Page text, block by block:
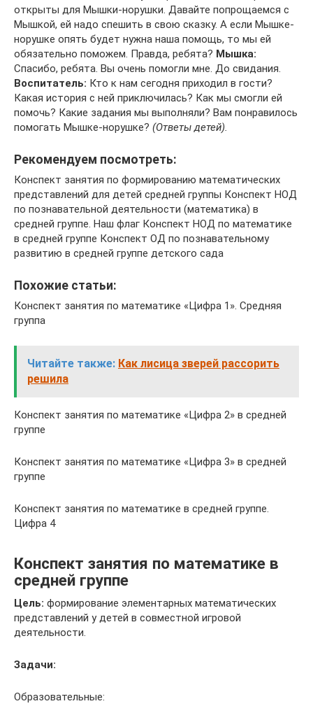
открыты для Мышки-норушки. Давайте попрощаемся с
Мышкой, ей надо спешить в свою сказку. А если Мышке-
норушке опять будет нужна наша помощь, то мы ей
обязательно поможем. Правда, ребята? Мышка:
Спасибо, ребята. Вы очень помогли мне. До свидания.
Воспитатель: Кто к нам сегодня приходил в гости?
Какая история с ней приключилась? Как мы смогли ей
помочь? Какие задания мы выполняли? Вам понравилось
помогать Мышке-норушке? (Ответы детей).
Рекомендуем посмотреть:
Конспект занятия по формированию математических
представлений для детей средней группы Конспект НОД
по познавательной деятельности (математика) в
средней группе. Наш флаг Конспект НОД по математике
в средней группе Конспект ОД по познавательному
развитию в средней группе детского сада
Похожие статьи:
Конспект занятия по математике «Цифра 1». Средняя
группа
Читайте также: Как лисица зверей рассорить
решила
Конспект занятия по математике «Цифра 2» в средней
группе
Конспект занятия по математике «Цифра 3» в средней
группе
Конспект занятия по математике в средней группе.
Цифра 4
Конспект занятия по математике в
средней группе
Цель: формирование элементарных математических
представлений у детей в совместной игровой
деятельности.
Задачи:
Образовательные: